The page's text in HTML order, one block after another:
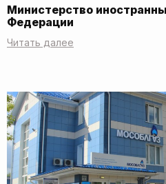
Министерство
Федерации
Читать далее